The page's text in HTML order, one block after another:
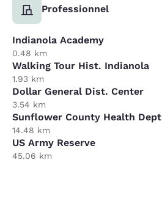
Professionnel
Indianola Academy
0.48 km
Walking Tour Hist. Indianola
1.93 km
Dollar General Dist. Center
3.54 km
Sunflower County Health Dept
14.48 km
US Army Reserve
45.06 km